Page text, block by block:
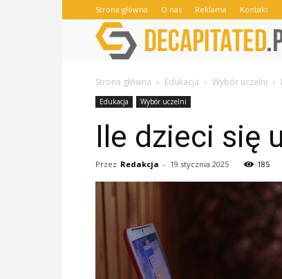
Strona główna O nas Reklama Kontakt
Strona główna Edukacja Wybór uczelni
Edukacja Wybór uczelni
Ile dzieci się
Przez Redakcja - 19 stycznia 2025 185